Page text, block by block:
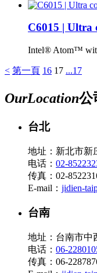
C6015 | Ultra
Intel® Atom™
< 第一頁 16 17 ...17
OurLocation公
台北
地址：新北市新
电话： 02-
传真：02-
E-mail： jidien-
台南
地址：台南市中
电话： 06-
传真：06-